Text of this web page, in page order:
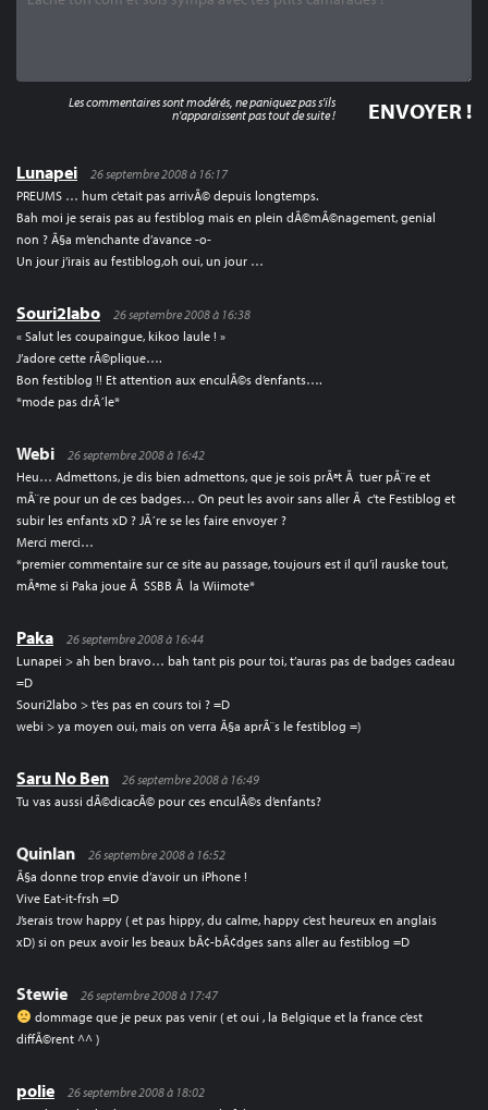
Lunapei
26 septembre 2008 à 16:17
PREUMS … hum c’etait pas arrivÃ© depuis longtemps.
Bah moi je serais pas au festiblog mais en plein dÃ©mÃ©nagement, genial
non ? Ã§a m’enchante d’avance -o-
Un jour j’irais au festiblog,oh oui, un jour …
Souri2labo
26 septembre 2008 à 16:38
« Salut les coupaingue, kikoo laule ! »
J’adore cette rÃ©plique….
Bon festiblog !! Et attention aux enculÃ©s d’enfants….
*mode pas drÃ´le*
Webi
26 septembre 2008 à 16:42
Heu… Admettons, je dis bien admettons, que je sois prÃªt Ã tuer pÃ¨re et
mÃ¨re pour un de ces badges… On peut les avoir sans aller Ã c’te Festiblog et
subir les enfants xD ? JÃ´re se les faire envoyer ?
Merci merci…
*premier commentaire sur ce site au passage, toujours est il qu’il rauske tout,
mÃªme si Paka joue Ã SSBB Ã la Wiimote*
Paka
26 septembre 2008 à 16:44
Lunapei > ah ben bravo… bah tant pis pour toi, t’auras pas de badges cadeau
=D
Souri2labo > t’es pas en cours toi ? =D
webi > ya moyen oui, mais on verra Ã§a aprÃ¨s le festiblog =)
Saru No Ben
26 septembre 2008 à 16:49
Tu vas aussi dÃ©dicacÃ© pour ces enculÃ©s d’enfants?
Quinlan
26 septembre 2008 à 16:52
Ã§a donne trop envie d’avoir un iPhone !
Vive Eat-it-frsh =D
J’serais trow happy ( et pas hippy, du calme, happy c’est heureux en anglais
xD) si on peux avoir les beaux bÃ¢-bÃ¢dges sans aller au festiblog =D
Stewie
26 septembre 2008 à 17:47
dommage que je peux pas venir ( et oui , la Belgique et la france c’est
diffÃ©rent ^^ )
polie
26 septembre 2008 à 18:02
Les commentaires sont modérés, ne paniquez pas s'ils
n'apparaissent pas tout de suite !